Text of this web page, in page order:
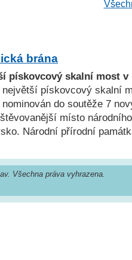
brána
pískovcový skalní most v
největší pískovcový skalní
nominován do soutěže 7
místo
Národní přírodní
Všechna práva vyhrazena.